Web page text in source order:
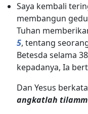
Saya kembali
membangun
Tuhan
5, tentang
Betesda selama
kepadanya, Ia
Dan Yesus
angkatlah